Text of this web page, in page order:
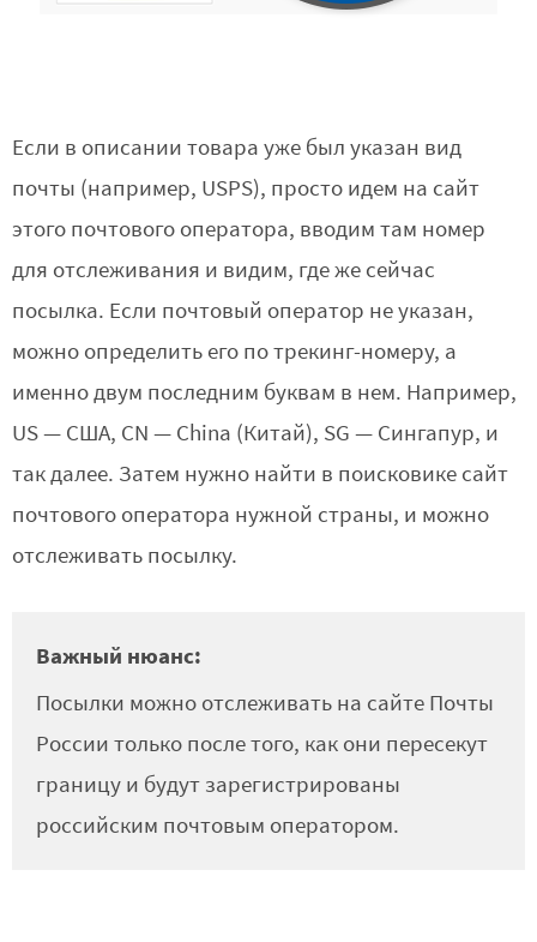
Если в описании товара уже был указан вид
почты (например, USPS), просто идем на сайт
этого почтового оператора, вводим там номер
для отслеживания и видим, где же сейчас
посылка. Если почтовый оператор не указан,
можно определить его по трекинг-номеру, а
именно двум последним буквам в нем. Например,
US — США, CN — China (Китай), SG — Сингапур, и
так далее. Затем нужно найти в поисковике сайт
почтового оператора нужной страны, и можно
отслеживать посылку.
Важный нюанс:
Посылки можно отслеживать на сайте Почты
России только после того, как они пересекут
границу и будут зарегистрированы
российским почтовым оператором.